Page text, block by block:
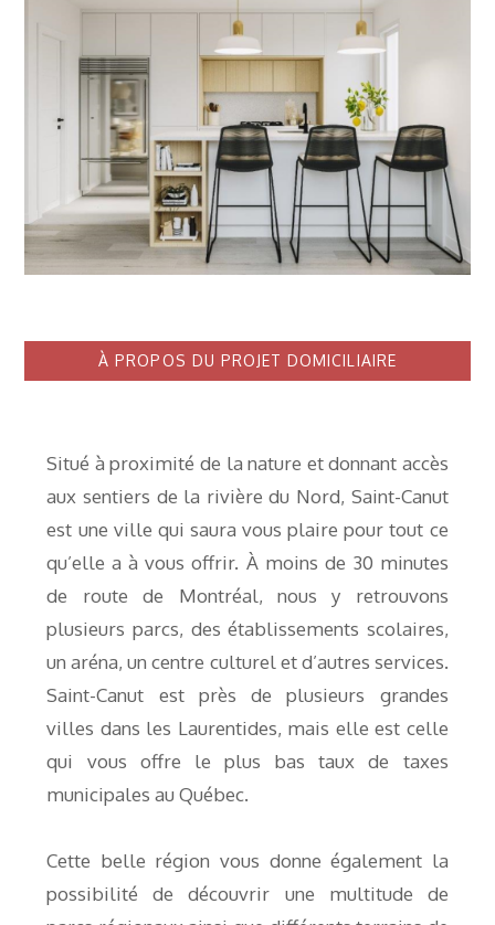
À PROPOS DU PROJET DOMICILIAIRE
Situé à proximité de la nature et donnant accès
aux sentiers de la rivière du Nord, Saint-Canut
est une ville qui saura vous plaire pour tout ce
qu’elle a à vous offrir. À moins de 30 minutes
de route de Montréal, nous y retrouvons
plusieurs parcs, des établissements scolaires,
un aréna, un centre culturel et d’autres services.
Saint-Canut est près de plusieurs grandes
villes dans les Laurentides, mais elle est celle
qui vous offre le plus bas taux de taxes
municipales au Québec.
Cette belle région vous donne également la
possibilité de découvrir une multitude de